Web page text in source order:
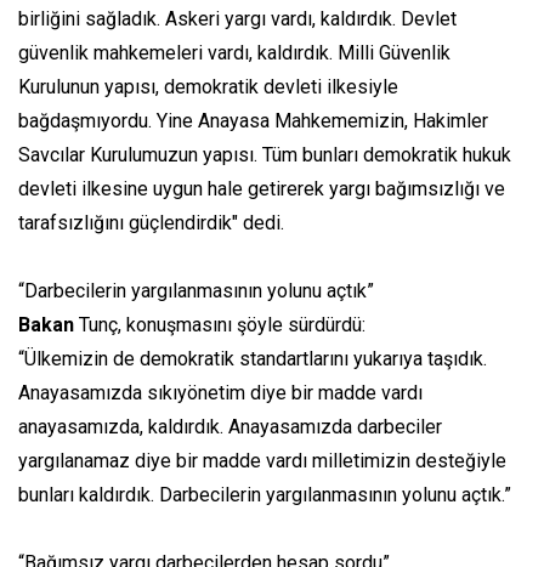
birliğini sağladık. Askeri yargı vardı, kaldırdık. Devlet
güvenlik mahkemeleri vardı, kaldırdık. Milli Güvenlik
Kurulunun yapısı, demokratik devleti ilkesiyle
bağdaşmıyordu. Yine Anayasa Mahkememizin, Hakimler
Savcılar Kurulumuzun yapısı. Tüm bunları demokratik hukuk
devleti ilkesine uygun hale getirerek yargı bağımsızlığı ve
tarafsızlığını güçlendirdik" dedi.
“Darbecilerin yargılanmasının yolunu açtık”
Bakan Tunç, konuşmasını şöyle sürdürdü:
“Ülkemizin de demokratik standartlarını yukarıya taşıdık.
Anayasamızda sıkıyönetim diye bir madde vardı
anayasamızda, kaldırdık. Anayasamızda darbeciler
yargılanamaz diye bir madde vardı milletimizin desteğiyle
bunları kaldırdık. Darbecilerin yargılanmasının yolunu açtık.”